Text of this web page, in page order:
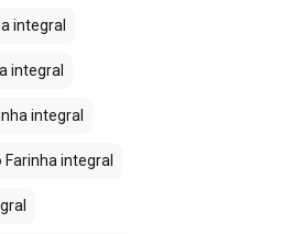
integral
integral
integral
Farinha integral